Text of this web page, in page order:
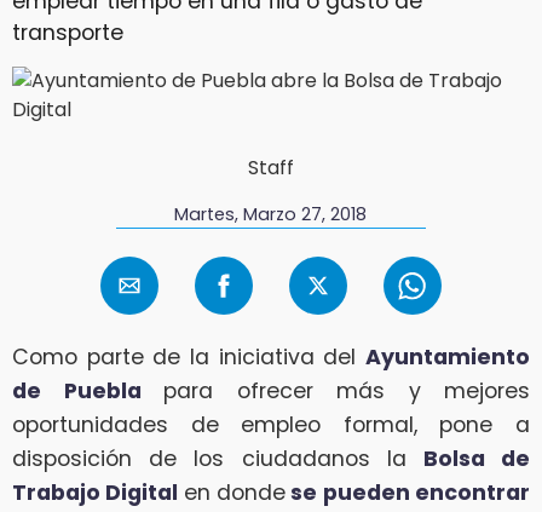
transporte
Staff
Martes, Marzo 27, 2018
Como parte de la iniciativa del Ayuntamiento
de Puebla para ofrecer más y mejores
oportunidades de empleo formal, pone a
disposición de los ciudadanos la Bolsa de
Trabajo Digital en dondese pueden encontrar